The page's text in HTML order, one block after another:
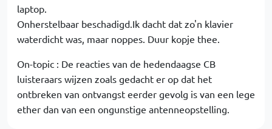
laptop.
Onherstelbaar beschadigd.Ik dacht dat zo'n klavier
waterdicht was, maar noppes. Duur kopje thee.
On-topic : De reacties van de hedendaagse CB
luisteraars wijzen zoals gedacht er op dat het
ontbreken van ontvangst eerder gevolg is van een lege
ether dan van een ongunstige antenneopstelling.